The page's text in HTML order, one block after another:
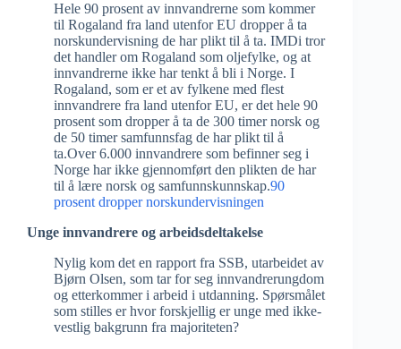
Hele 90 prosent av innvandrerne som kommer
til Rogaland fra land utenfor EU dropper å ta
norskundervisning de har plikt til å ta. IMDi tror
det handler om Rogaland som oljefylke, og at
innvandrerne ikke har tenkt å bli i Norge. I
Rogaland, som er et av fylkene med flest
innvandrere fra land utenfor EU, er det hele 90
prosent som dropper å ta de 300 timer norsk og
de 50 timer samfunnsfag de har plikt til å
ta.Over 6.000 innvandrere som befinner seg i
Norge har ikke gjennomført den plikten de har
til å lære norsk og samfunnskunnskap.90
prosent dropper norskundervisningen
Unge innvandrere og arbeidsdeltakelse
Nylig kom det en rapport fra SSB, utarbeidet av
Bjørn Olsen, som tar for seg innvandrerungdom
og etterkommer i arbeid i utdanning. Spørsmålet
som stilles er hvor forskjellig er unge med ikke-
vestlig bakgrunn fra majoriteten?